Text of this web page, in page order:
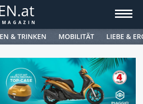
& TRINKEN MOBILITÄT LIEBE &